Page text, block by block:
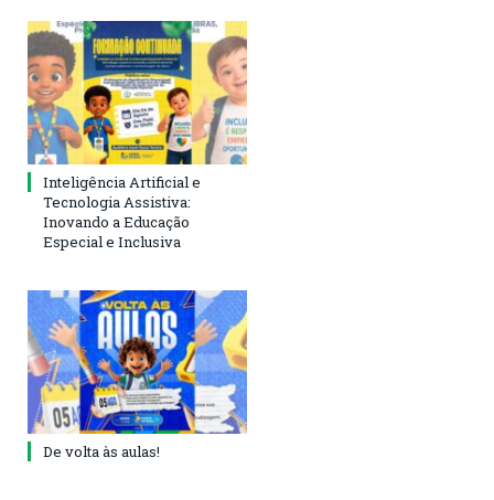
Inteligência Artificial e
Tecnologia Assistiva:
Inovando a Educação
Especial e Inclusiva
De volta às aulas!